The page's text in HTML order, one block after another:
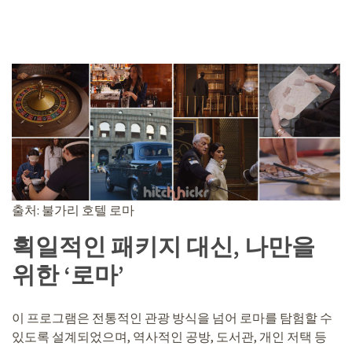
출처: 불가리 호텔 로마
획일적인 패키지 대신, 나만을
위한 ‘로마’
이 프로그램은 전통적인 관광 방식을 넘어 로마를 탐험할 수
있도록 설계되었으며, 역사적인 공방, 도서관, 개인 저택 등